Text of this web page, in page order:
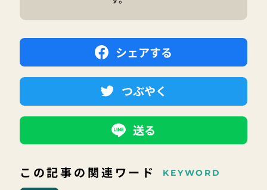
シェアする
つぶやく
送る
この記事の関連ワード KEYWORD